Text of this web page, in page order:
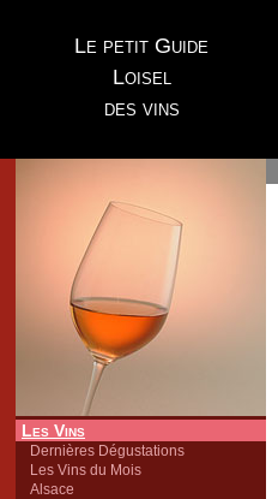
Le petit Guide
Loisel
des vins
Les Vins
Dernières Dégustations
Les Vins du Mois
Alsace